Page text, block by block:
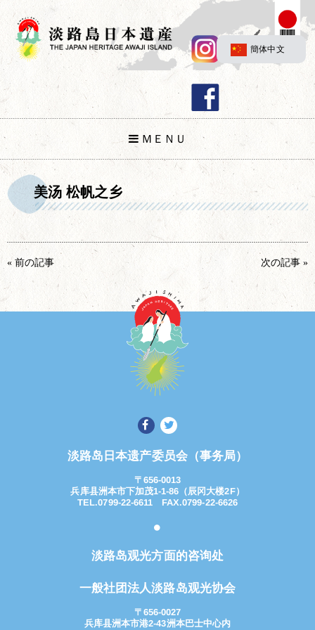
簡体中文
ＭＥＮＵ
美汤 松帆之乡
« 前の記事 次の記事 »
淡路岛日本遗产委员会（事务局）
〒656-0013
兵库县洲本市下加茂1-1-86（辰冈大楼2F）
TEL.0799-22-6611 FAX.0799-22-6626
淡路岛观光方面的咨询处
一般社团法人淡路岛观光协会
〒656-0027
兵库县洲本市港2-43洲本巴士中心内